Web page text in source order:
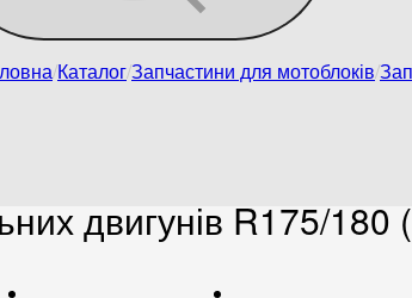
КаталогЗапчастини для мотоблоків
двигунів R175/180